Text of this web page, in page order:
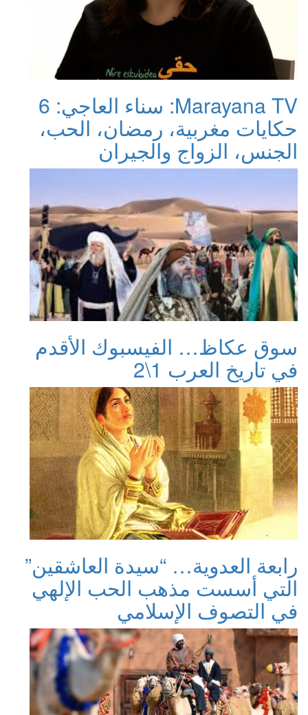
Marayana TV: سناء العاجي: 6
حكايات مغربية، رمضان، الحب،
الجنس، الزواج والجيران
سوق عكاظ… الفيسبوك الأقدم
في تاريخ العرب 1\2
رابعة العدوية… “سيدة العاشقين”
التي أسست مذهب الحب الإلهي
في التصوف الإسلامي